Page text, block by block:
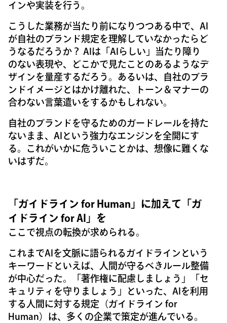
インや実装を行う。
こうした業務が当たり前になりつつある中で、AI
が自社のブランド規定を理解していなかったらど
うなるだろうか？ AIは「AIらしい」当たり障り
のない表現や、どこかで見たことのあるようなデ
ザインを量産するだろう。あるいは、自社のブラ
ンドイメージとはかけ離れた、トーン＆マナーの
合わない言葉遣いをするかもしれない。
自社のブランドを守るためのガードレールを持た
ないまま、AIという強力なエンジンを全開にす
る。これがいかに危ういことかは、想像に難くな
いはずだ。
「ガイドライン for Human」に加えて「ガ
イドライン for AI」を
ここで視点の転換が求められる。
これまでAIを文脈に語られるガイドラインという
キーワードといえば、人間が守るべきルール整備
が中心だった。「著作権に配慮しましょう」「セ
キュリティを守りましょう」といった、AIを利用
する人間に対する規定（ガイドライン for
Human）は、多くの企業で策定が進んでいる。